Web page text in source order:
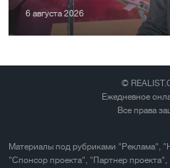
6 августа 2026
©
Ежедневное
Все права
Материалы под рубриками "Реклама",
"Спонсор проекта", "Партнер